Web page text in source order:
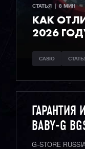
СТАТЬЯ  |  8 МИН
КАК
2026
CASIO
ГАРАНТИЯ
BABY-G
G-STORE